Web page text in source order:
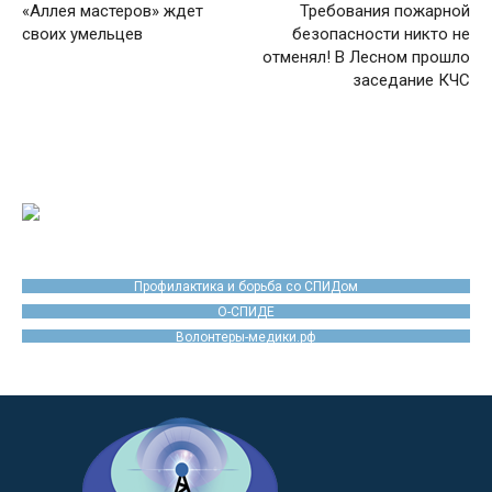
«Аллея мастеров» ждет
своих умельцев
Требования пожарной
безопасности никто не
отменял! В Лесном прошло
заседание КЧС
Профилактика и борьба со СПИДом
О-СПИДЕ
Волонтеры-медики.рф